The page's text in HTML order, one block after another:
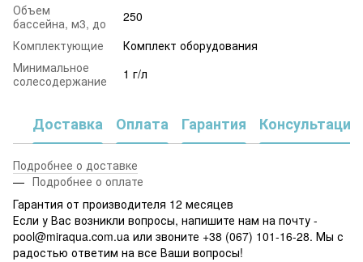
Объем
бассейна, м3, до
250
Комплектующие
Комплект оборудования
Минимальное
солесодержание
1 г/л
Доставка Оплата Гарантия Консультация
Подробнее о доставке
Подробнее о оплате
Гарантия от производителя 12 месяцев
Если у Вас возникли вопросы, напишите нам на почту -
pool@miraqua.com.ua или звоните +38 (067) 101-16-28. Мы с
радостью ответим на все Ваши вопросы!